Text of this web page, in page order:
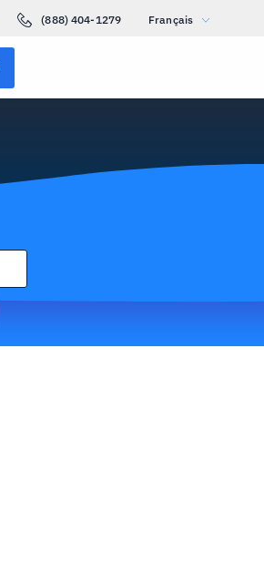
(888) 404-1279 Français